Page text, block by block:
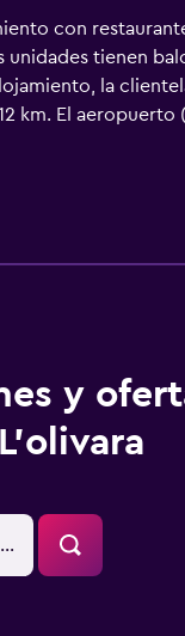
con
tienen
la
km. El
y